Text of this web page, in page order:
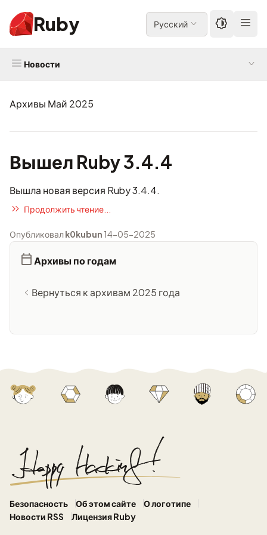
Ruby Русский
Новости
Архивы Май 2025
Вышел Ruby 3.4.4
Вышла новая версия Ruby 3.4.4.
Продолжить чтение...
Опубликовалk0kubun 14-05-2025
Архивы по годам
Вернуться к архивам 2025 года
Безопасность Об этом сайте
О логотипе
Новости RSS
Лицензия Ruby